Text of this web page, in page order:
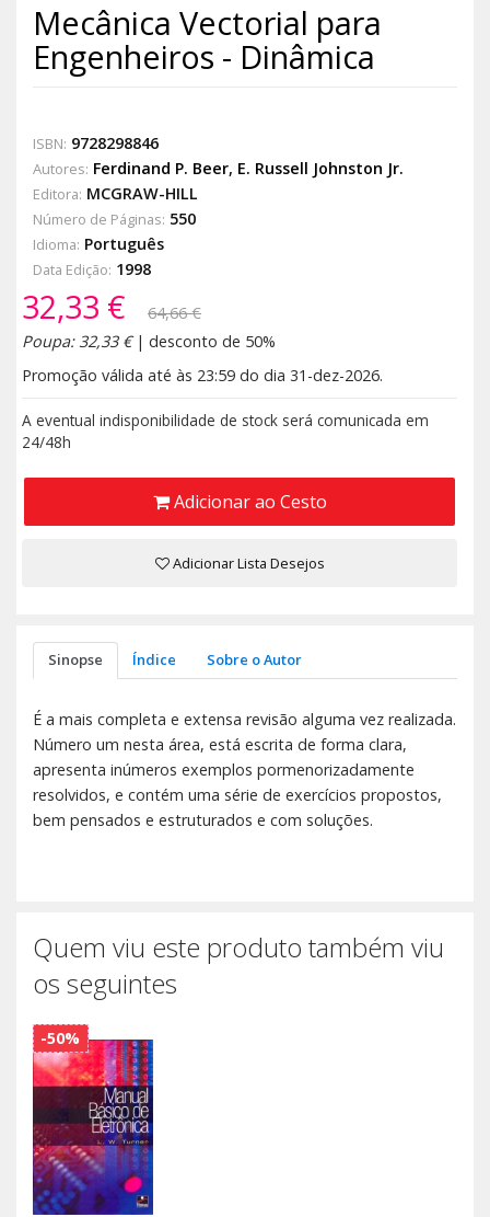
Mecânica Vectorial para
Engenheiros - Dinâmica
ISBN: 9728298846
Autores: Ferdinand P. Beer, E. Russell Johnston Jr.
Editora: MCGRAW-HILL
Número de Páginas: 550
Idioma: Português
Data Edição: 1998
32,33 €
64,66 €
Poupa: 32,33 €| desconto de 50%
Promoção válida até às 23:59 do dia 31-dez-2026.
A eventual indisponibilidade de stock será comunicada em
24/48h
Adicionar ao Cesto
Adicionar Lista Desejos
Sinopse Índice Sobre o Autor
É a mais completa e extensa revisão alguma vez realizada.
Número um nesta área, está escrita de forma clara,
apresenta inúmeros exemplos pormenorizadamente
resolvidos, e contém uma série de exercícios propostos,
bem pensados e estruturados e com soluções.
Quem viu este produto também viu
os seguintes
-50%